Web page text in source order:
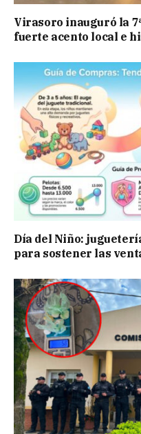
Virasoro inauguró la
fuerte acento local e
Día del Niño:
para sostener las